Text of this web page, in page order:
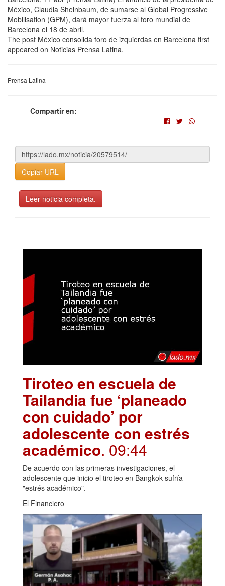
México, Claudia Sheinbaum, de sumarse al Global Progressive
Mobilisation (GPM), dará mayor fuerza al foro mundial de
Barcelona el 18 de abril.
The post México consolida foro de izquierdas en Barcelona first
appeared on Noticias Prensa Latina.
Prensa Latina
Compartir en:
Copiar URL
Leer noticia completa.
Tiroteo en escuela de
Tailandia fue ‘planeado
con cuidado’ por
adolescente con estrés
académico. 09:44
De acuerdo con las primeras investigaciones, el
adolescente que inicio el tiroteo en Bangkok sufría
"estrés académico".
El Financiero